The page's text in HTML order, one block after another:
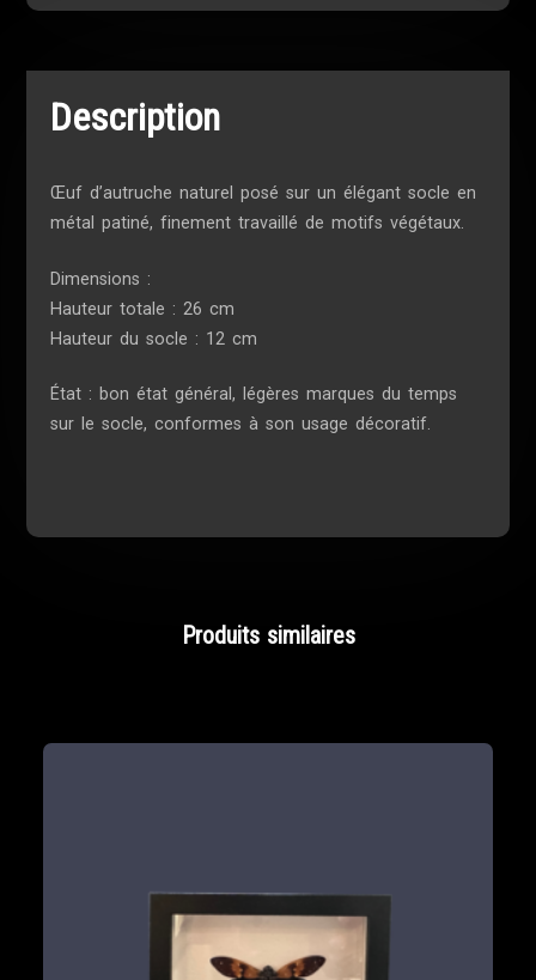
Description
Œuf d’autruche naturel posé sur un élégant socle en
métal patiné, finement travaillé de motifs végétaux.
Dimensions :
Hauteur totale : 26 cm
Hauteur du socle : 12 cm
État : bon état général, légères marques du temps
sur le socle, conformes à son usage décoratif.
Produits similaires